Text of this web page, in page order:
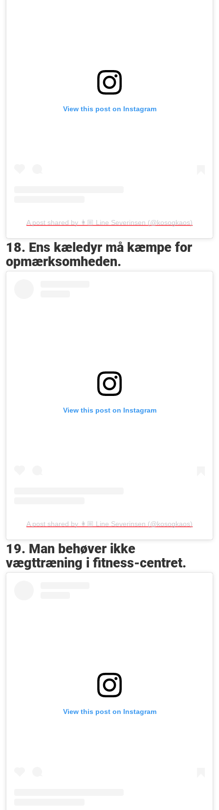
View this post on Instagram
A post shared by 👩🏼 Line Severinsen (@kosogkaos)
18. Ens kæledyr må kæmpe for
opmærksomheden.
View this post on Instagram
A post shared by 👩🏼 Line Severinsen (@kosogkaos)
19. Man behøver ikke
vægttræning i fitness-centret.
View this post on Instagram